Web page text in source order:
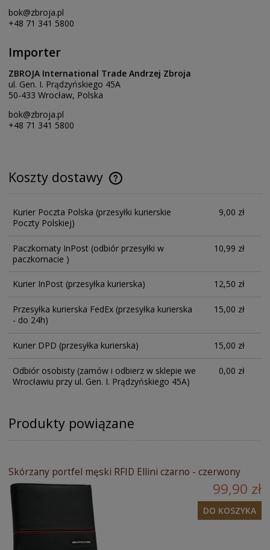
bok@zbroja.pl
+48 71 341 5800
Importer
ZBROJA International Trade Andrzej Zbroja
ul. Gen. I. Prądzyńskiego 45A
50-433 Wrocław, Polska
bok@zbroja.pl
+48 71 341 5800
Koszty dostawy
Kurier Poczta Polska (przesyłki kurierskie
Poczty Polskiej)
9,00 zł
Paczkomaty InPost (odbiór przesyłki w
paczkomacie )
10,99 zł
Kurier InPost (przesyłka kurierska) 12,50 zł
Przesyłka kurierska FedEx (przesyłka kurierska
- do 24h)
15,00 zł
Kurier DPD (przesyłka kurierska) 15,00 zł
Odbiór osobisty (zamów i odbierz w sklepie we
Wrocławiu przy ul. Gen. I. Prądzyńskiego 45A)
0,00 zł
Produkty powiązane
Skórzany portfel męski RFID Ellini czarno - czerwony
99,90 zł
DO KOSZYKA